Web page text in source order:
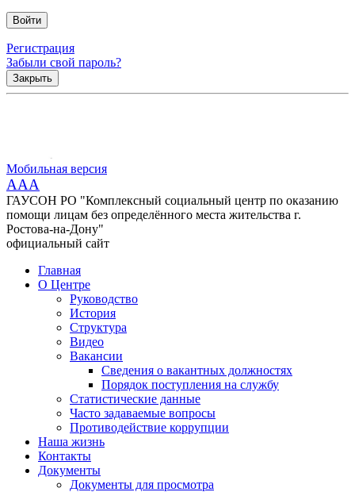
Регистрация
Забыли свой пароль?
Закрыть
Мобильная версия
AAA
ГАУСОН РО "Комплексный социальный центр по оказанию
помощи лицам без определённого места жительства г.
Ростова-на-Дону"
официальный сайт
Главная
О Центре
Руководство
История
Структура
Видео
Вакансии
Сведения о вакантных должностях
Порядок поступления на службу
Статистические данные
Часто задаваемые вопросы
Противодействие коррупции
Наша жизнь
Контакты
Документы
Документы для просмотра